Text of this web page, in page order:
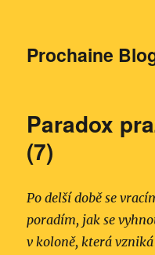
Prochaine
Paradox
(7)
Po delší době se
poradím, jak se
v koloně, která